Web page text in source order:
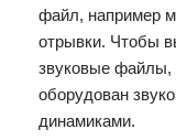
файл, например
отрывки. Чтобы
звуковые
оборудован
динамиками.